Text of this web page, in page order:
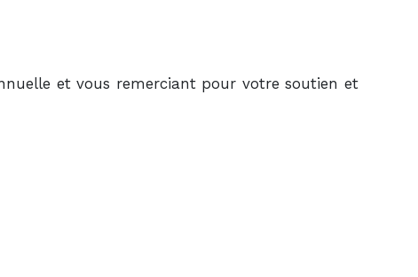
et vous remerciant pour votre soutien et